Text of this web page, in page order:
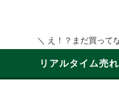
＼ え！？まだ買って
リアルタイム売